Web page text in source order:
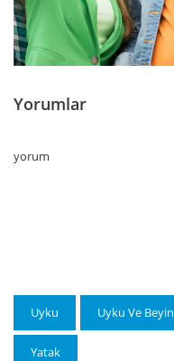
Yorumlar
yorum
Uyku Uyku Ve Beyin
Yatak